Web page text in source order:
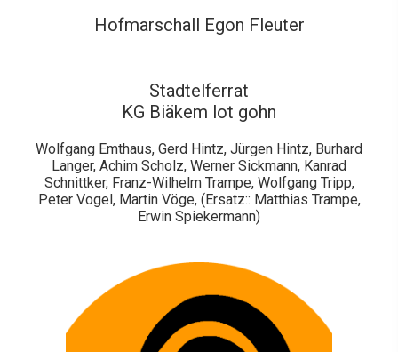
Hofmarschall Egon Fleuter
Stadtelferrat
KG Biäkem lot gohn
Wolfgang Emthaus, Gerd Hintz, Jürgen Hintz, Burhard
Langer, Achim Scholz, Werner Sickmann, Kanrad
Schnittker, Franz-Wilhelm Trampe, Wolfgang Tripp,
Peter Vogel, Martin Vöge, (Ersatz:: Matthias Trampe,
Erwin Spiekermann)